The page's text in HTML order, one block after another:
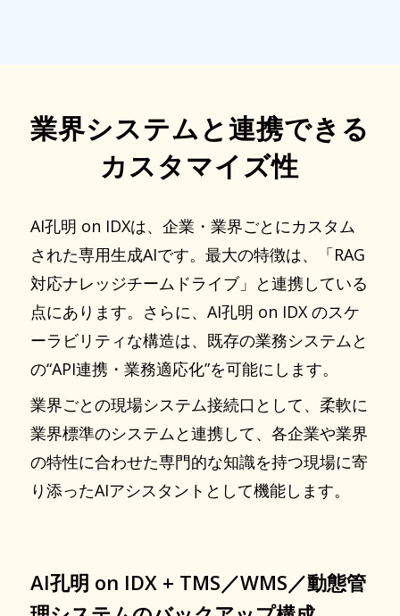
業界システムと連携できる
カスタマイズ性
AI孔明 on IDXは、企業・業界ごとにカスタム
された専用生成AIです。最大の特徴は、「RAG
対応ナレッジチームドライブ」と連携している
点にあります。さらに、AI孔明 on IDX のスケ
ーラビリティな構造は、既存の業務システムと
の“API連携・業務適応化”を可能にします。
業界ごとの現場システム接続口として、柔軟に
業界標準のシステムと連携して、各企業や業界
の特性に合わせた専門的な知識を持つ現場に寄
り添ったAIアシスタントとして機能します。
AI孔明 on IDX + TMS／WMS／動態管